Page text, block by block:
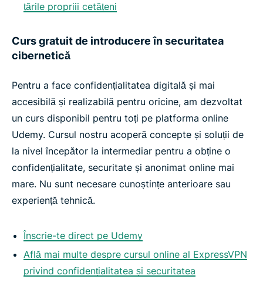
țările propriii cetățeni
Curs gratuit de introducere în securitatea
cibernetică
Pentru a face confidențialitatea digitală și mai
accesibilă și realizabilă pentru oricine, am dezvoltat
un curs disponibil pentru toți pe platforma online
Udemy. Cursul nostru acoperă concepte și soluții de
la nivel începător la intermediar pentru a obține o
confidențialitate, securitate și anonimat online mai
mare. Nu sunt necesare cunoștințe anterioare sau
experiență tehnică.
Înscrie-te direct pe Udemy
Află mai multe despre cursul online al ExpressVPN
privind confidențialitatea și securitatea